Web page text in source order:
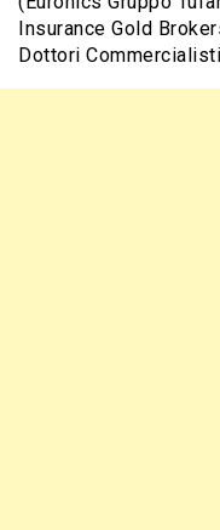
Insurance Gold
Dottori